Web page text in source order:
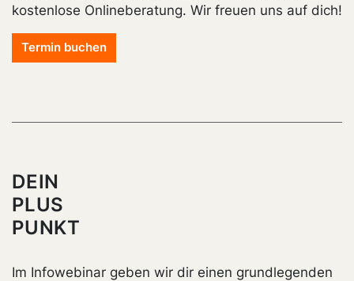
kostenlose Onlineberatung. Wir freuen uns auf dich!
Termin buchen
DEIN
PLUS
PUNKT
Im Infowebinar geben wir dir einen grundlegenden